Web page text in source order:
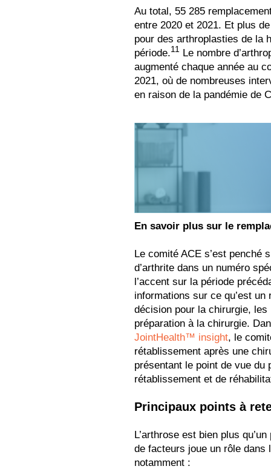
Au total, 55 285
entre 2020 et 2021. Et plus
pour des arthroplasties de la
période.11 Le nombre
augmenté chaque année au
2021, où de nombreuses
en raison de la pandémie de
En savoir plus sur le
Le comité ACE s’est penché
d’arthrite dans un numéro
l’accent sur la période
informations sur ce qu’est
décision pour la chirurgie,
préparation à la chirurgie.
JointHealth™ insight, le
rétablissement après une
présentant le point de vue
rétablissement et de
Principaux points à
L’arthrose est bien plus
de facteurs joue un rôle dans
notamment :